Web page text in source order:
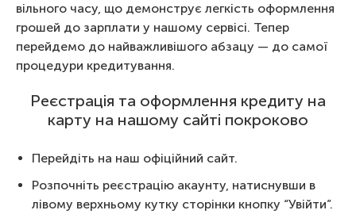
вільного часу, що демонструє легкість оформлення
грошей до зарплати у нашому сервісі. Тепер
перейдемо до найважливішого абзацу — до самої
процедури кредитування.
Реєстрація та оформлення кредиту на
карту на нашому сайті покроково
Перейдіть на наш офіційний сайт.
Розпочніть реєстрацію акаунту, натиснувши в
лівому верхньому кутку сторінки кнопку “Увійти”.